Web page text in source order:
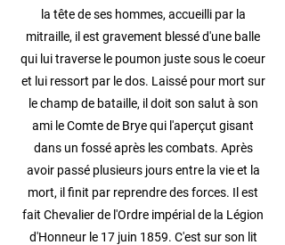
la tête de ses hommes, accueilli par la
mitraille, il est gravement blessé d'une balle
qui lui traverse le poumon juste sous le coeur
et lui ressort par le dos. Laissé pour mort sur
le champ de bataille, il doit son salut à son
ami le Comte de Brye qui l'aperçut gisant
dans un fossé après les combats. Après
avoir passé plusieurs jours entre la vie et la
mort, il finit par reprendre des forces. Il est
fait Chevalier de l'Ordre impérial de la Légion
d'Honneur le 17 juin 1859. C'est sur son lit